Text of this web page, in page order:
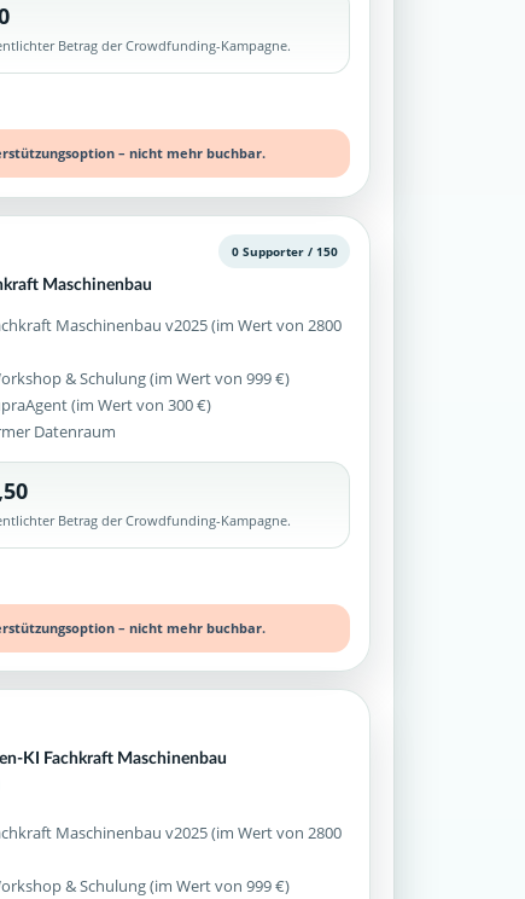
Betrag der Crowdfunding-Kampagne.
– nicht mehr buchbar.
Maschinenbau
0 Supporter / 150
Maschinenbau v2025 (im Wert von 2800
& Schulung (im Wert von 999 €)
(im Wert von 300 €)
Datenraum
Betrag der Crowdfunding-Kampagne.
– nicht mehr buchbar.
KI Fachkraft Maschinenbau
Maschinenbau v2025 (im Wert von 2800
& Schulung (im Wert von 999 €)